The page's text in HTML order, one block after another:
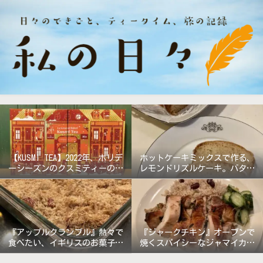
【KUSMI TEA】2022年、ホリデ
ーシーズンのクスミティーのア
ドベントカレンダー『グラン
ド・ホテル』
ホットケーキミックスで作る、
レモンドリズルケーキ。バター
無しで軽めの仕上がり!
『アップルクランブル』熱々で
食べたい、イギリスのお菓子。
《バターなしレシピ》
『ジャークチキン』オーブンで
焼くスパイシーなジャマイカ料
理!!